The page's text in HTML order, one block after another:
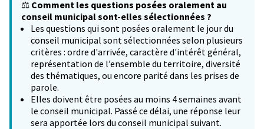
⚖️ Comment les questions posées oralement au
conseil municipal sont-elles sélectionnées ?
Les questions qui sont posées oralement le jour du
conseil municipal sont sélectionnées selon plusieurs
critères : ordre d'arrivée, caractère d'intérêt général,
représentation de l’ensemble du territoire, diversité
des thématiques, ou encore parité dans les prises de
parole.
Elles doivent être posées au moins 4 semaines avant
le conseil municipal. Passé ce délai, une réponse leur
sera apportée lors du conseil municipal suivant.